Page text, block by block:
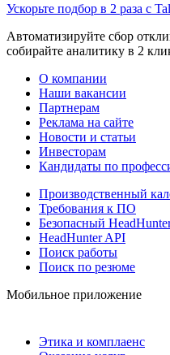
Ускорьте подбор в 2 раза с
Автоматизируйте сбор
собирайте аналитику в 2
О компании
Наши вакансии
Партнерам
Реклама на сайте
Новости и статьи
Инвесторам
Кандидаты по
Производственный
Требования к ПО
Безопасный
HeadHunter API
Поиск работы
Поиск по резюме
Мобильное приложение
Этика и комплаенс